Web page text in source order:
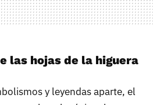
las hojas de la higuera
y leyendas aparte, el